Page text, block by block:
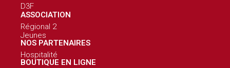
D3F
ASSOCIATION
Régional 2
Jeunes
NOS PARTENAIRES
Hospitalité
BOUTIQUE EN LIGNE